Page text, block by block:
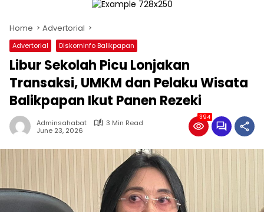
Home Advertorial
Advertorial Diskominfo Balikpapan
Libur Sekolah Picu Lonjakan
Transaksi, UMKM dan Pelaku Wisata
Balikpapan Ikut Panen Rezeki
Adminsahabat
3 Min Read
June 23, 2026
394